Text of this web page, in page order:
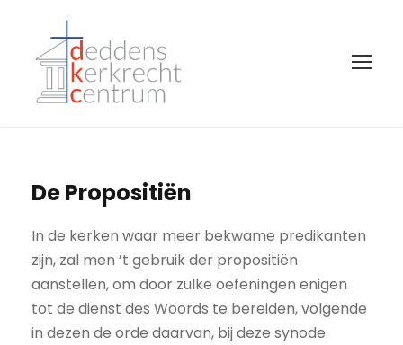
De Propositiën
In de kerken waar meer bekwame predikanten
zijn, zal men ’t gebruik der propositiën
aanstellen, om door zulke oefeningen enigen
tot de dienst des Woords te bereiden, volgende
in dezen de orde daarvan, bij deze synode